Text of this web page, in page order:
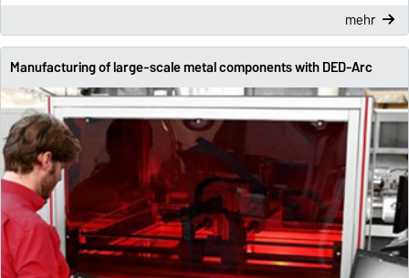
mehr
Manufacturing of large-scale metal components with DED-Arc